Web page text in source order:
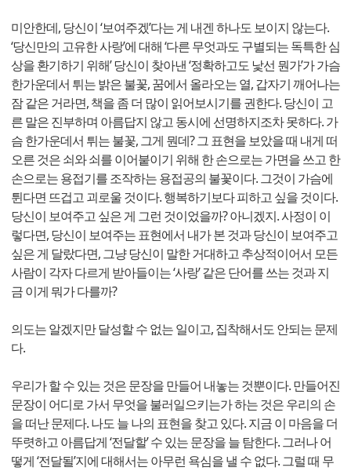
미안한데, 당신이 ‘보여주겠’다는 게 내겐 하나도 보이지 않는다.
‘당신만의 고유한 사랑’에 대해 ‘다른 무엇과도 구별되는 독특한 심
상을 환기하기 위해’ 당신이 찾아낸 ‘정확하고도 낯선 뭔가’가 가슴
한가운데서 튀는 밝은 불꽃, 꿈에서 올라오는 열, 갑자기 깨어나는
잠 같은 거라면, 책을 좀 더 많이 읽어보시기를 권한다. 당신이 고
른 말은 진부하며 아름답지 않고 동시에 선명하지조차 못하다. 가
슴 한가운데서 튀는 불꽃, 그게 뭔데? 그 표현을 보았을 때 내게 떠
오른 것은 쇠와 쇠를 이어붙이기 위해 한 손으로는 가면을 쓰고 한
손으로는 용접기를 조작하는 용접공의 불꽃이다. 그것이 가슴에
튄다면 뜨겁고 괴로울 것이다. 행복하기보다 피하고 싶을 것이다.
당신이 보여주고 싶은 게 그런 것이었을까? 아니겠지. 사정이 이
렇다면, 당신이 보여주는 표현에서 내가 본 것과 당신이 보여주고
싶은 게 달랐다면, 그냥 당신이 말한 거대하고 추상적이어서 모든
사람이 각자 다르게 받아들이는 ‘사랑’ 같은 단어를 쓰는 것과 지
금 이게 뭐가 다를까?
의도는 알겠지만 달성할 수 없는 일이고, 집착해서도 안되는 문제
다.
우리가 할 수 있는 것은 문장을 만들어 내놓는 것뿐이다. 만들어진
문장이 어디로 가서 무엇을 불러일으키는가 하는 것은 우리의 손
을 떠난 문제다. 나도 늘 나의 표현을 찾고 있다. 지금 이 마음을 더
뚜렷하고 아름답게 ‘전달할’ 수 있는 문장을 늘 탐한다. 그러나 어
떻게 ‘전달될’지에 대해서는 아무런 욕심을 낼 수 없다. 그럴 때 무